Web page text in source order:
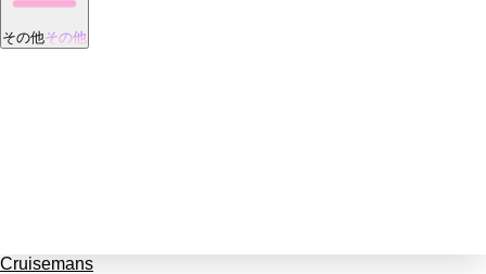
その他その他
Cruisemans